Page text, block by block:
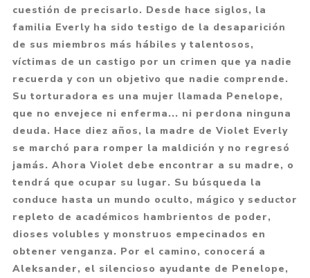
cuestión de precisarlo. Desde hace siglos, la
familia Everly ha sido testigo de la desaparición
de sus miembros más hábiles y talentosos,
víctimas de un castigo por un crimen que ya nadie
recuerda y con un objetivo que nadie comprende.
Su torturadora es una mujer llamada Penelope,
que no envejece ni enferma... ni perdona ninguna
deuda. Hace diez años, la madre de Violet Everly
se marchó para romper la maldición y no regresó
jamás. Ahora Violet debe encontrar a su madre, o
tendrá que ocupar su lugar. Su búsqueda la
conduce hasta un mundo oculto, mágico y seductor
repleto de académicos hambrientos de poder,
dioses volubles y monstruos empecinados en
obtener venganza. Por el camino, conocerá a
Aleksander, el silencioso ayudante de Penelope,